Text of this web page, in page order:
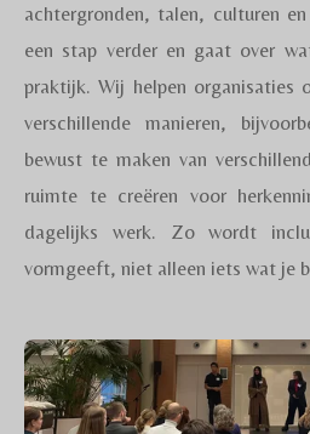
achtergronden, talen, culturen
een stap verder en gaat over
praktijk. Wij helpen
verschillende manieren,
bewust te maken van
ruimte te creëren voor
dagelijks werk. Zo wordt
vormgeeft, niet alleen iets wat je